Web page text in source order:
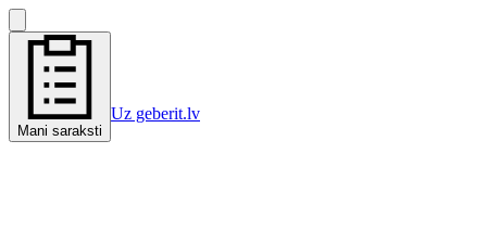
Mani saraksti
Uz geberit.lv